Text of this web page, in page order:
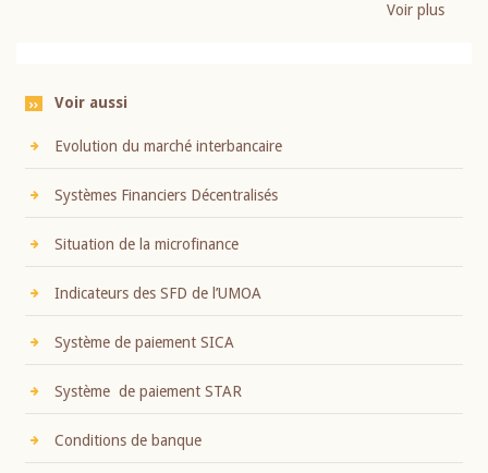
Voir plus
Voir aussi
Evolution du marché interbancaire
Systèmes Financiers Décentralisés
Situation de la microfinance
Indicateurs des SFD de l’UMOA
Système de paiement SICA
Système de paiement STAR
Conditions de banque